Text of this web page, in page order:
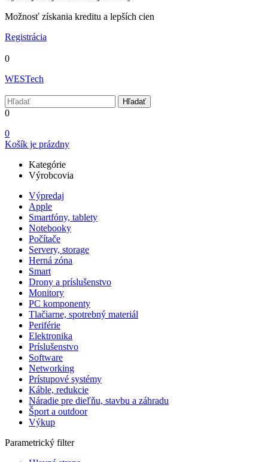
Možnosť získania kreditu a lepších cien
Registrácia
0
WESTech
Hľadať
0
0
Košík je prázdny
Kategórie
Výrobcovia
Výpredaj
Apple
Smartfóny, tablety
Notebooky
Počítače
Servery, storage
Herná zóna
Smart
Drony a príslušenstvo
Monitory
PC komponenty
Tlačiarne, spotrebný materiál
Periférie
Elektronika
Príslušenstvo
Software
Networking
Prístupové systémy
Káble, redukcie
Náradie pre dieľňu, stavbu a záhradu
Šport a outdoor
Výkup
Parametrický filter